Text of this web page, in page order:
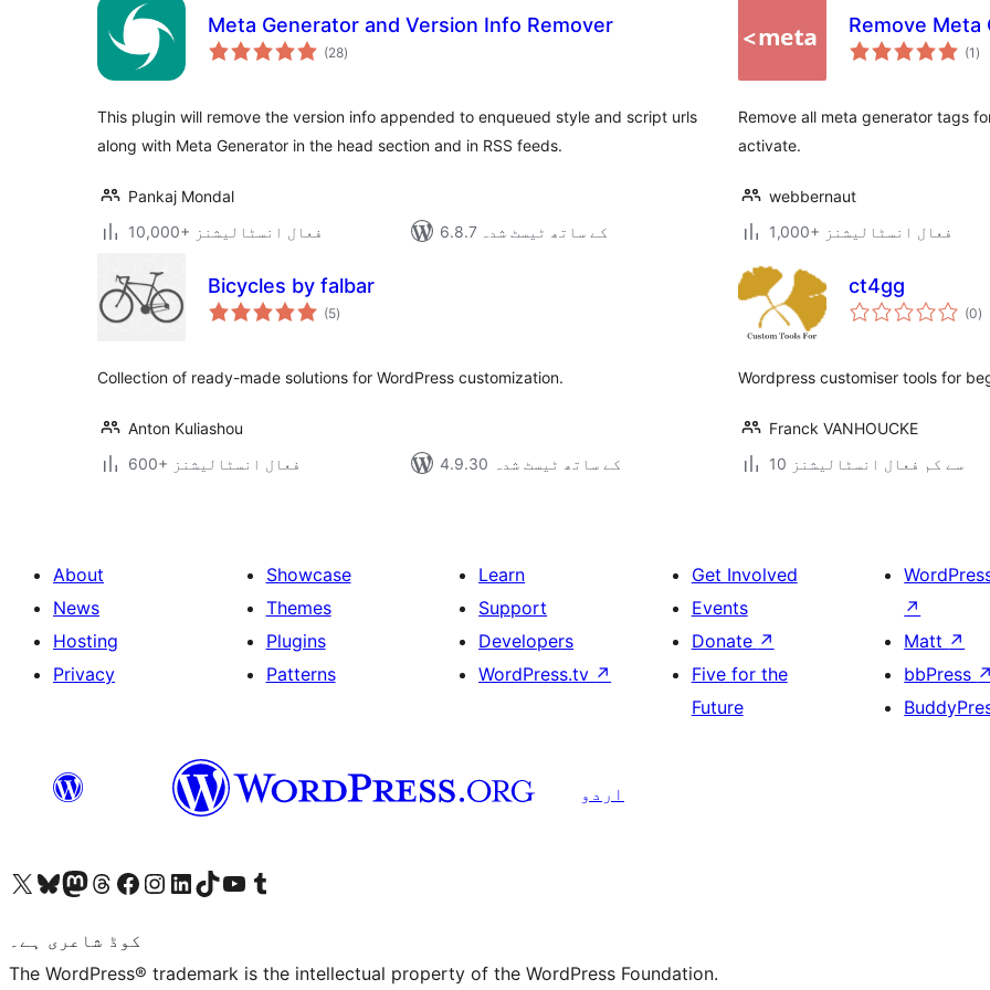
Meta Generator and Version Info Remover
(28مجموعی
درجہ
)
This plugin will remove the version info appended to enqueued style and script urls
along with Meta Generator in the head section and in RSS feeds.
Pankaj Mondal
10,000+ فعال انسٹالیشنز
6.8.7 کے ساتھ ٹیسٹ شدہ
Remove Meta
(1 )
Remove all meta generator tags
activate.
webbernaut
1,000+ فعال انسٹالیشنز
Bicycles by falbar
(5مجموعی
درجہ
)
Collection of ready-made solutions for WordPress customization.
Anton Kuliashou
600+ فعال انسٹالیشنز
4.9.30 کے ساتھ ٹیسٹ شدہ
ct4gg
(0)
Wordpress customiser tools for
Franck VANHOUCKE
10 سے کم فعال انسٹالیشنز
About
News
Hosting
Privacy
Showcase
Themes
Plugins
Patterns
Learn
Support
Developers
WordPress.tv ↗
Get Involved
Events
Donate ↗
Five for the
Future
↗
Matt ↗
bbPress ↗
اردو
Visit our X (formerly Twitter) account
ہمارے بلیواسکائی اکاؤنٹ پر جائیں
Visit our Mastodon account
ہمارے ٹھریڈز اکاؤنٹ پر جائیں
Visit our Facebook page
Visit our Instagram account
Visit our LinkedIn account
ہمارے ٹک ٹاک اکاؤنٹ پر جائیں
Visit our YouTube channel
ہمارے ٹمبلر اکاؤنٹ پر جائیں
کوڈ شاعری ہے۔
The WordPress® trademark is the intellectual property of the WordPress Foundation.